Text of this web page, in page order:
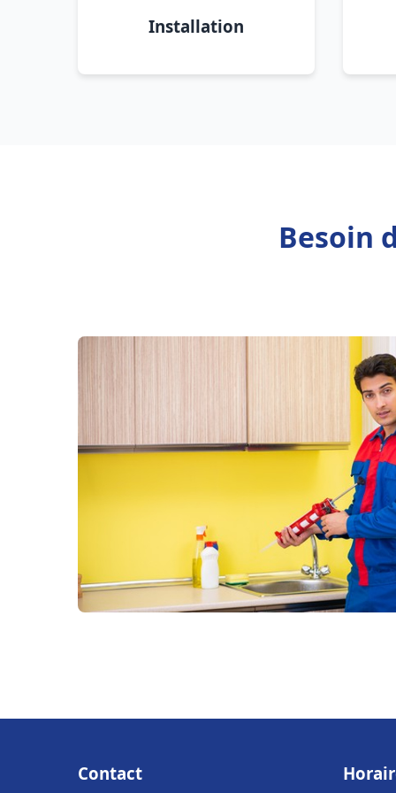
Installation
Besoin
Contact